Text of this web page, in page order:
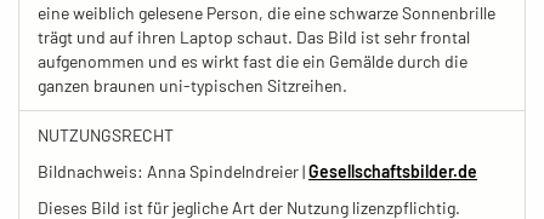
eine weiblich gelesene Person, die eine schwarze Sonnenbrille
trägt und auf ihren Laptop schaut. Das Bild ist sehr frontal
aufgenommen und es wirkt fast die ein Gemälde durch die
ganzen braunen uni-typischen Sitzreihen.
NUTZUNGSRECHT
Bildnachweis: Anna Spindelndreier |Gesellschaftsbilder.de
Dieses Bild ist für jegliche Art der Nutzung lizenzpflichtig.